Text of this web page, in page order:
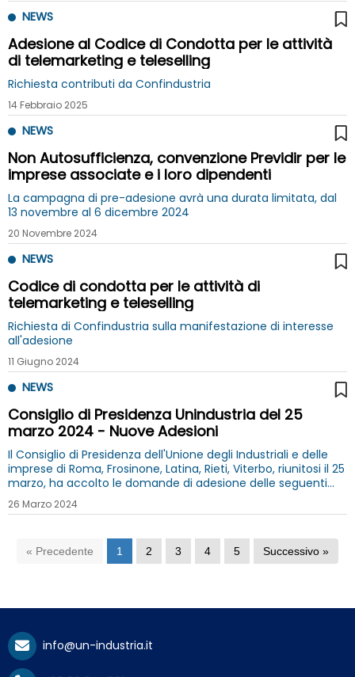
NEWS
Adesione al Codice di Condotta per le attività
di telemarketing e teleselling
Richiesta contributi da Confindustria
14 Febbraio 2025
NEWS
Non Autosufficienza, convenzione Previdir per le
imprese associate e i loro dipendenti
La campagna di pre-adesione avrà una durata limitata, dal
13 novembre al 6 dicembre 2024
20 Novembre 2024
NEWS
Codice di condotta per le attività di
telemarketing e teleselling
Richiesta di Confindustria sulla manifestazione di interesse
all'adesione
11 Giugno 2024
NEWS
Consiglio di Presidenza Unindustria del 25
marzo 2024 - Nuove Adesioni
Il Consiglio di Presidenza dell'Unione degli Industriali e delle
imprese di Roma, Frosinone, Latina, Rieti, Viterbo, riunitosi il 25
marzo, ha accolto le domande di adesione delle seguenti
Imprese, che sono così entrate a far parte di Unindustria.
26 Marzo 2024
« Precedente 1 2 3 4 5 Successivo »
info@un-industria.it